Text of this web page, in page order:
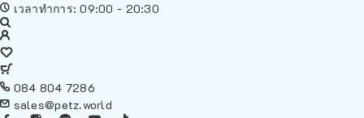
เวลาทำการ: 09:00 - 20:30
084 804 7286
sales@petz.world